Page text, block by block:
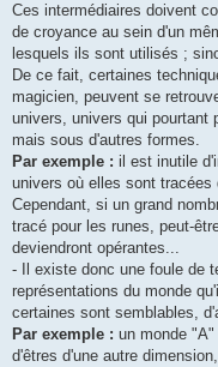
Ces intermédiaires doivent
de croyance au sein d'un
lesquels ils sont utilisés ;
De ce fait, certaines
magicien, peuvent se
univers, univers qui pourtant
mais sous d'autres formes.
Par exemple : il est inutile
univers où elles sont tracées
Cependant, si un grand
tracé pour les runes, peut-
deviendront opérantes...
- Il existe donc une foule de
représentations du monde
certaines sont semblables,
Par exemple : un monde
d'êtres d'une autre